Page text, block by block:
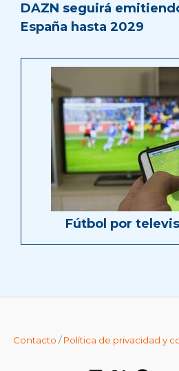
DAZN seguirá
España hasta 2029
Fútbol por
Contacto /Política de privacidad y